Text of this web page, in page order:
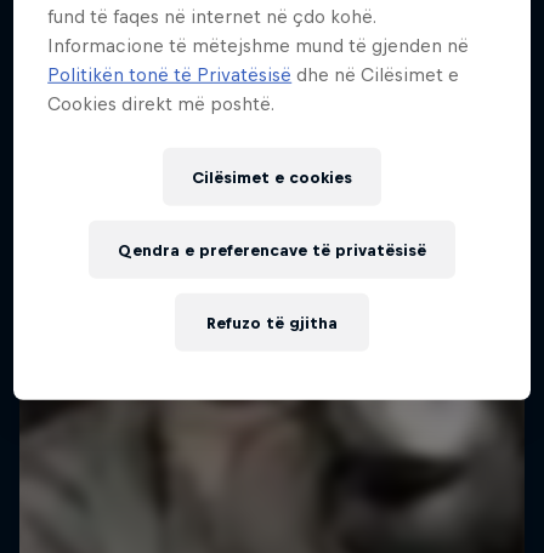
fund të faqes në internet në çdo kohë.
Informacione të mëtejshme mund të gjenden në
Politikën tonë të Privatësisë dhe në Cilësimet e
Cookies direkt më poshtë.
Cilësimet e cookies
Refuzo të gjitha
Qendra e preferencave të privatësisë